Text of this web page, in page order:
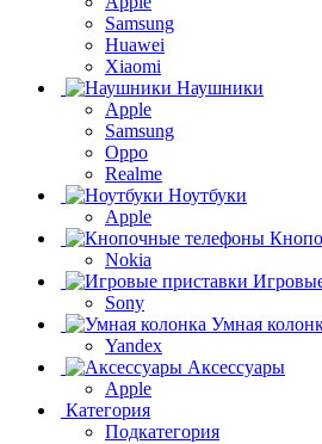
Samsung
Huawei
Xiaomi
Наушники
Apple
Samsung
Oppo
Realme
Ноутбуки
Apple
Nokia
Sony
Умная
Yandex
Аксессуары
Apple
Категория
Подкатегория